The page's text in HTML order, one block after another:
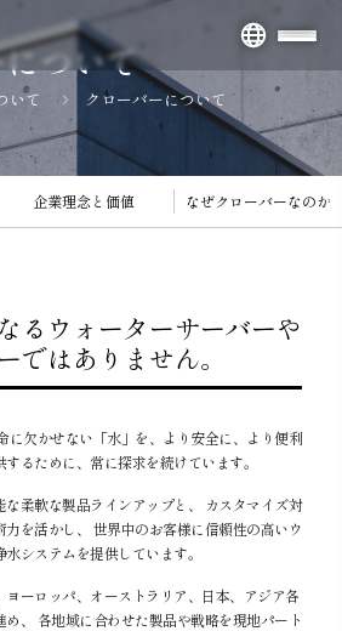
ついて
いて クローバーについて
企業理念と価値 なぜクローバーなのか
るウォーターサーバーや
ではありません。
に欠かせない「水」を、より安全に、より便利
るために、常に探求を続けています。
柔軟な製品ラインアップと、 カスタマイズ対
を活かし、 世界中のお客様に信頼性の高いウ
システムを提供しています。
ーロッパ、オーストラリア、日本、アジア各
、 各地域に合わせた製品や戦略を現地パート